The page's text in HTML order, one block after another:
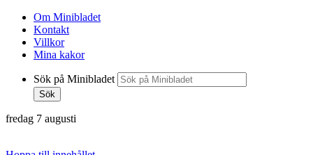
Om Minibladet
Kontakt
Villkor
Mina kakor
Sök på Minibladet
Sök
fredag 7 augusti